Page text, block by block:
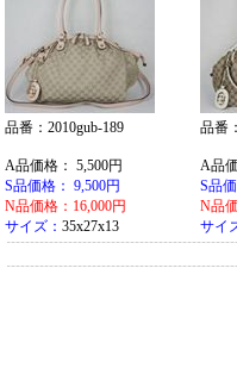
品番：2010gub-189
A品価格： 5,500円
S品価格： 9,500円
N品価格：16,000円
サイズ： 35x27x13
品番
A品
S品
N品
サイ